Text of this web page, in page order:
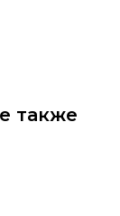
также